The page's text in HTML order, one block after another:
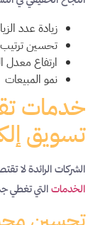
زيادة عدد
تحسين
ارتفاع معدل
نمو المبيعات
خدمات
تسويق
الشركات الرائدة لا
الخدمات التي تغطي